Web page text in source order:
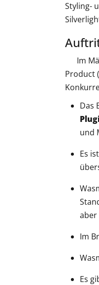
Styling-
Im
Product
Das
und
Es
aber
Im
Es